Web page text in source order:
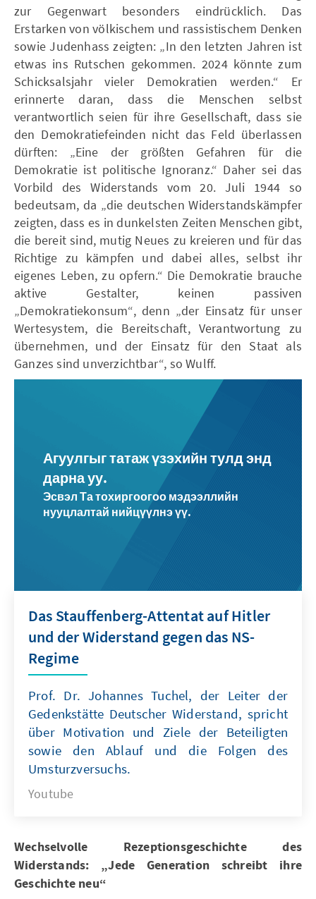
zur Gegenwart besonders eindrücklich. Das
Erstarken von völkischem und rassistischem Denken
sowie Judenhass zeigten: „In den letzten Jahren ist
etwas ins Rutschen gekommen. 2024 könnte zum
Schicksalsjahr vieler Demokratien werden.“ Er
erinnerte daran, dass die Menschen selbst
verantwortlich seien für ihre Gesellschaft, dass sie
den Demokratiefeinden nicht das Feld überlassen
dürften: „Eine der größten Gefahren für die
Demokratie ist politische Ignoranz.“ Daher sei das
Vorbild des Widerstands vom 20. Juli 1944 so
bedeutsam, da „die deutschen Widerstandskämpfer
zeigten, dass es in dunkelsten Zeiten Menschen gibt,
die bereit sind, mutig Neues zu kreieren und für das
Richtige zu kämpfen und dabei alles, selbst ihr
eigenes Leben, zu opfern.“ Die Demokratie brauche
aktive Gestalter, keinen passiven
„Demokratiekonsum“, denn „der Einsatz für unser
Wertesystem, die Bereitschaft, Verantwortung zu
übernehmen, und der Einsatz für den Staat als
Ganzes sind unverzichtbar“, so Wulff.
Агуулгыг татаж үзэхийн тулд энд
дарна уу.
Эсвэл Та тохиргоогоо мэдээллийн
нууцлалтай нийцүүлнэ үү.
Das Stauffenberg-Attentat auf Hitler
und der Widerstand gegen das NS-
Regime
Prof. Dr. Johannes Tuchel, der Leiter der
Gedenkstätte Deutscher Widerstand, spricht
über Motivation und Ziele der Beteiligten
sowie den Ablauf und die Folgen des
Umsturzversuchs.
Youtube
Wechselvolle Rezeptionsgeschichte des
Widerstands: „Jede Generation schreibt ihre
Geschichte neu“